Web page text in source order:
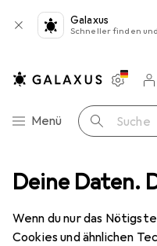
Deine Daten.
Wenn du nur das
Cookies und ähnlichen
Galaxus
Schneller finden
Navigation nach Kategorien
Menü Suche
Merklisten
Warenkorb
Geräte Schutzfolie